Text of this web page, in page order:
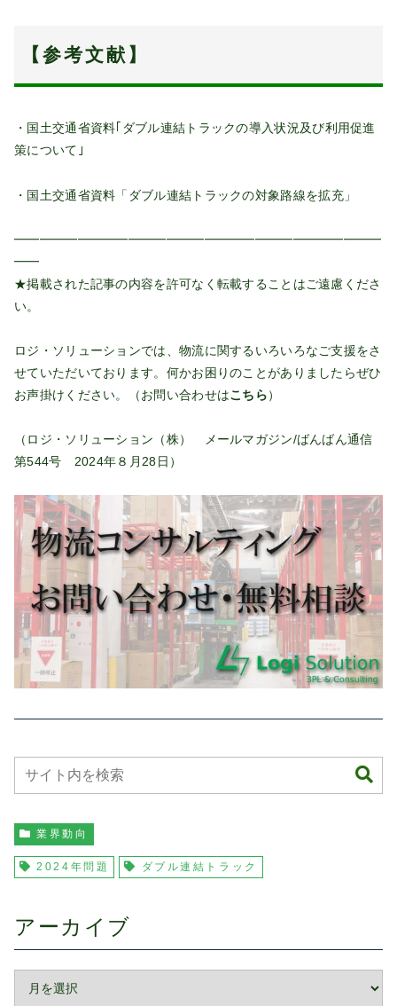
【参考文献】
・ 国土交通省資料｢ダブル連結トラックの導入状況及び利用促進
策について｣
・ 国土交通省資料「ダブル連結トラックの対象路線を拡充」
━━━━━━━━━━━━━━━━━━━━━━━━━━━━━
━━
★掲載された記事の内容を許可なく転載することはご遠慮くださ
い。
ロジ・ソリューションでは、物流に関するいろいろなご支援をさ
せていただいております。何かお困りのことがありましたらぜひ
お声掛けください。（お問い合わせはこちら）
（ロジ・ソリューション（株） メールマガジン/ばんばん通信
第544号 2024年８月28日）
業界動向
2024年問題 ダブル連結トラック
アーカイブ